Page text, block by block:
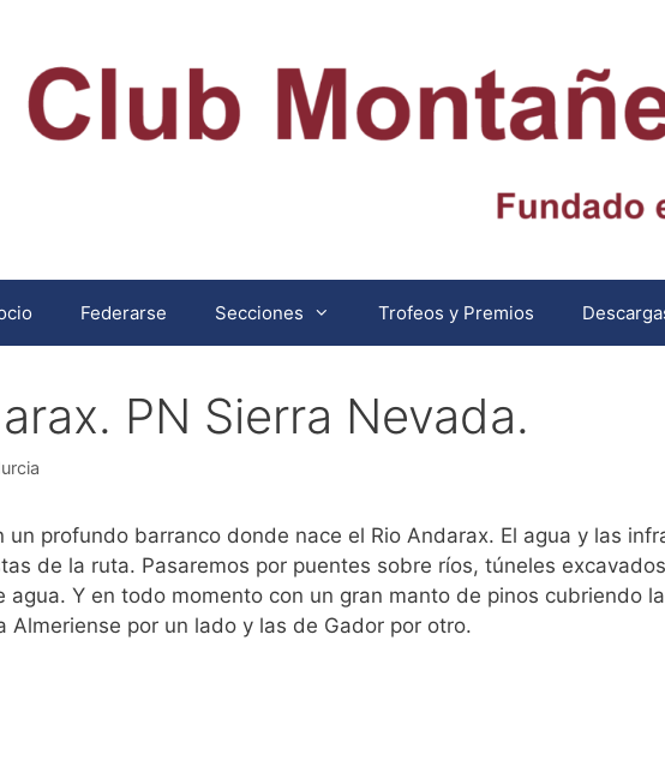
Federarse Secciones Trofeos y Premios
PN Sierra Nevada.
profundo barranco donde nace el Rio Andarax. El agua y las
de la ruta. Pasaremos por puentes sobre ríos, túneles
agua. Y en todo momento con un gran manto de pinos cubriendo
Almeriense por un lado y las de Gador por otro.